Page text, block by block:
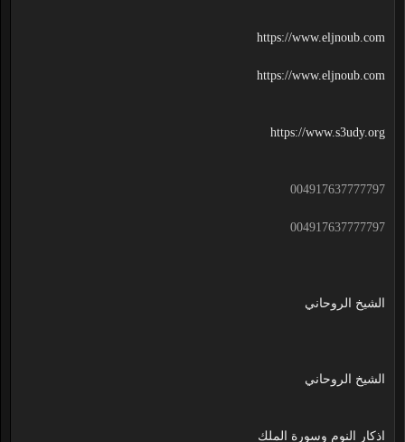
https://www.eljnoub.com
https://www.eljnoub.com
https://www.s3udy.org
004917637777797
004917637777797
الشيخ الروحاني
الشيخ الروحاني
اذكار النوم وسورة الملك